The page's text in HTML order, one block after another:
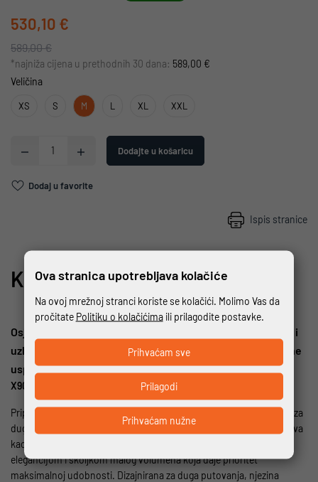
530,10 €
589,00 €
*najniža cijena u prethodnih 30 dana: 589,00 €
Veličina
XS S M L XL XXL
Dodajte u košaricu
Dodaj u favorite
Ispis stranice
KOLEKCIJA TRAVELLING
Osjećaj slobode, dijeljenje iskustva, buđenje svih osjetila i
uzbuđenje istraživanja na dva kotača stvaraju nezaboravne
uspomene.
X904 ULTRA CARBON
Pripremite se za iznimnu udobnost i zaštitu, posebno prilagođenu za
duge vožnje motociklom, s novom X-904 Ultra Carbon kacigom. Ova
kaciga kombinira suvremeni talijanski dizajn sa sportskom
elegancijom i školjkom malog volumena koja daje prioritet
maksimalnoj udobnosti. Dizajnirana za duga putovanja, njezina
Ova stranica upotrebljava kolačiće
Na ovoj mrežnoj stranci koriste se kolačići. Molimo Vas da
pročitate Politiku o kolačićimaili prilagodite postavke.
Prihvaćam nužne
Prilagodi
Prihvaćam sve